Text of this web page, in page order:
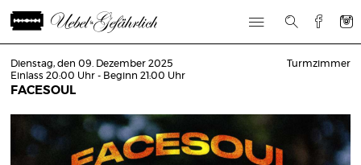
Dienstag, den 09. Dezember 2025
Einlass 20:00 Uhr - Beginn 21:00 Uhr
FACESOUL
Turmzimmer